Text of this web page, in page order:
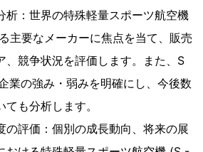
析：世界の特殊軽量スポーツ航空機
主要なメーカーに焦点を当て、販売
、競争状況を評価します。また、S
業の強み・弱みを明確にし、今後数
も分析します。
の評価：個別の成長動向、将来の展